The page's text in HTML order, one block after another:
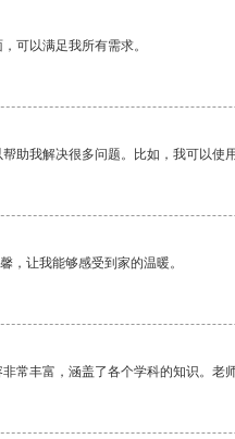
可以满足我所有需求。
助我解决很多问题。比如，我可以使
，让我能够感受到家的温暖。
常丰富，涵盖了各个学科的知识。老